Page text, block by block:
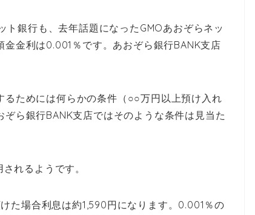
ト銀行も、去年話題になったGMOあおぞらネッ
金金利は0.001％です。あおぞら銀行BANK支店
るためには何らかの条件（○○万円以上預け入れ
ら銀行BANK支店ではそのような条件は見当た
れるようです。
た場合利息は約1,590円になります。0.001％の